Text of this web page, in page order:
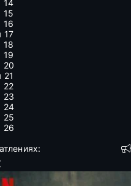
14
15
16
17
18
19
20
21
22
23
24
25
26